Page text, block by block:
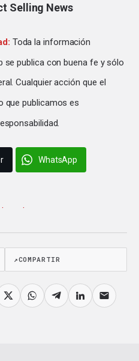
Selling News
Toda la información
publica con buena fe y sólo
Cualquier acción que el
que publicamos es
WhatsApp
·
↗COMPARTIR